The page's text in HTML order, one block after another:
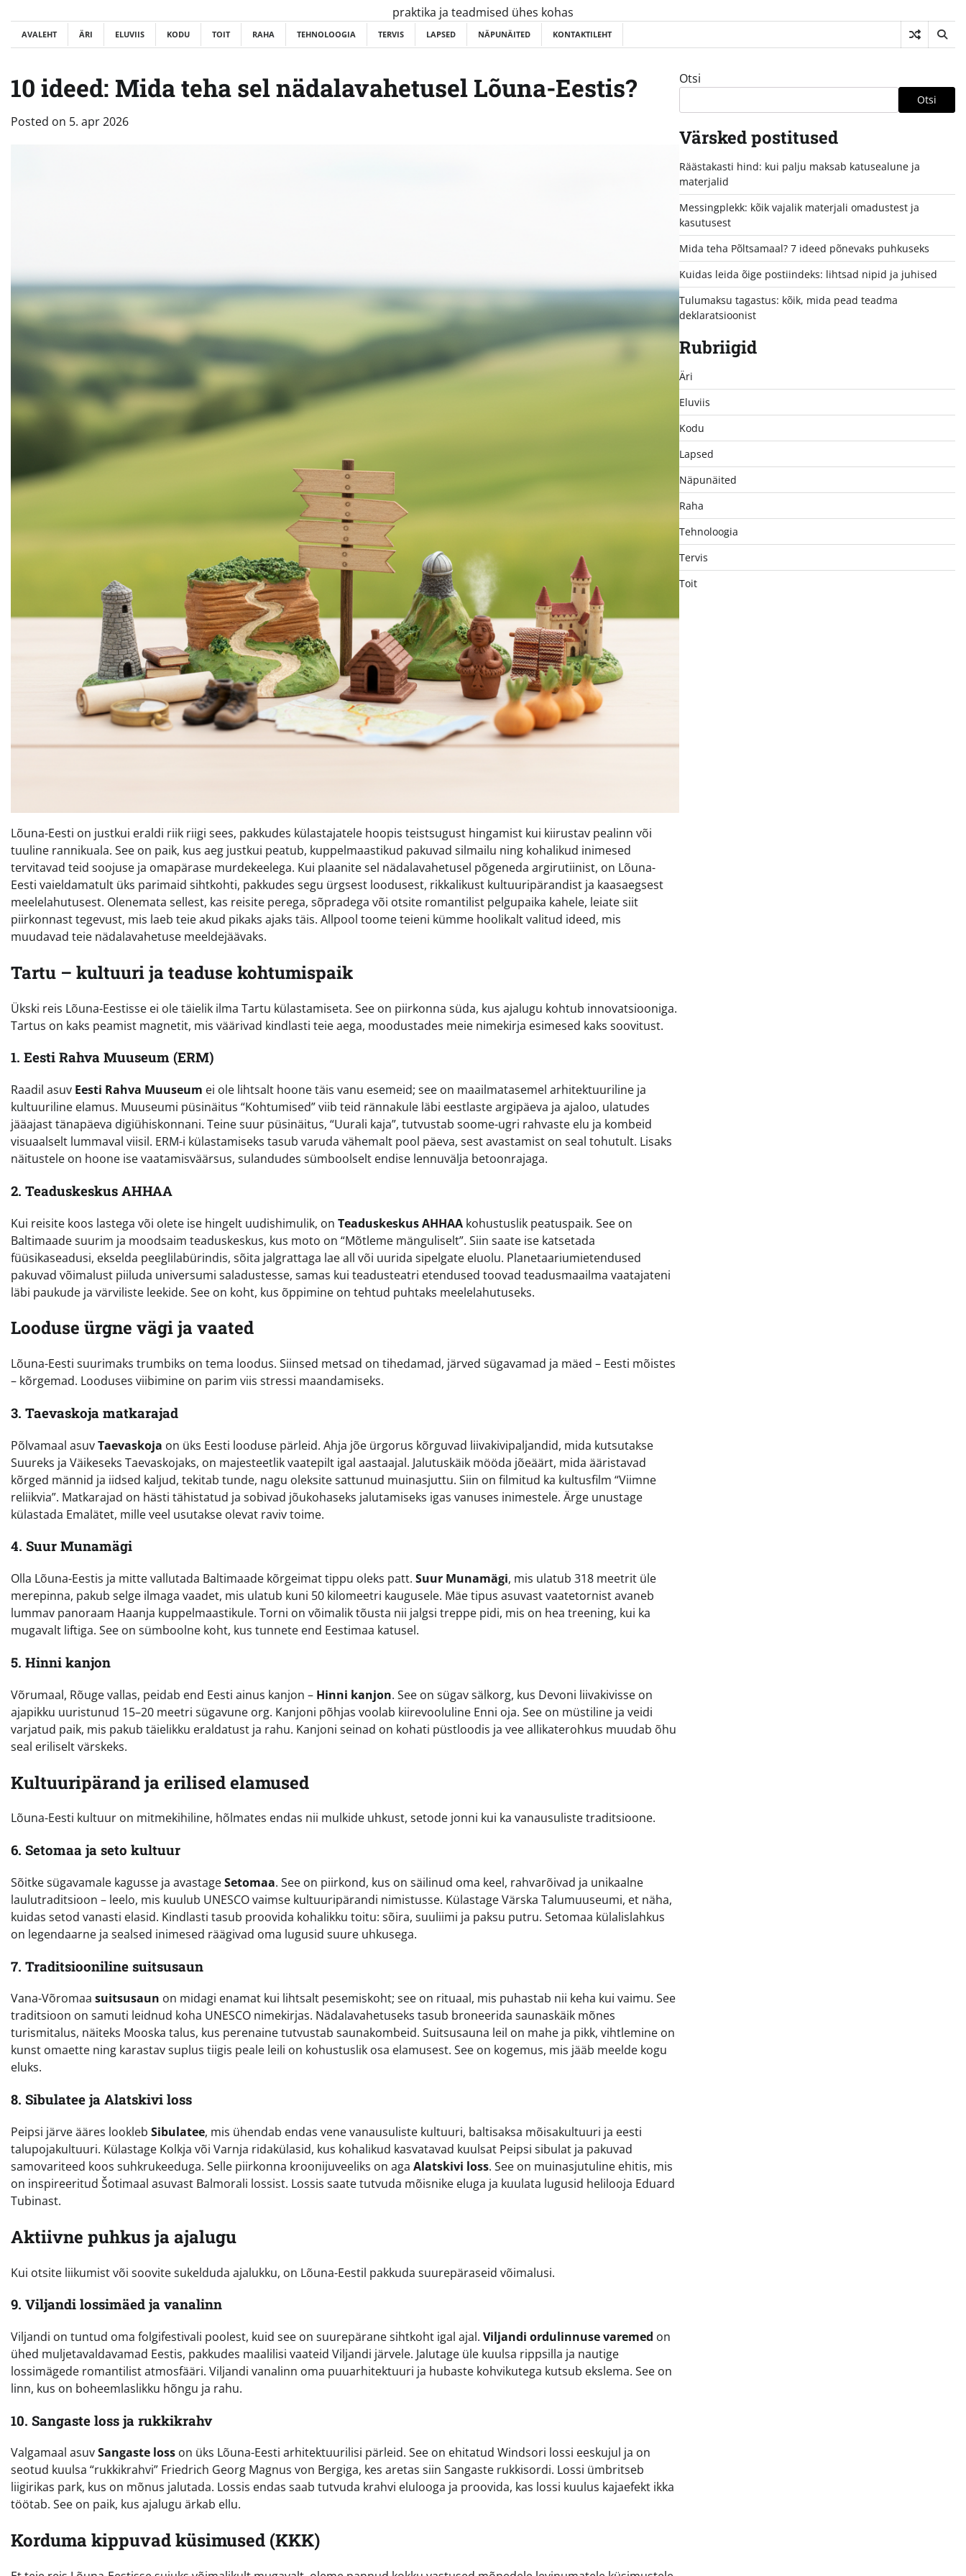
content
praktika ja teadmised ühes kohas
AVALEHT ÄRI ELUVIIS KODU TOIT RAHA TEHNOLOOGIA TERVIS LAPSED NÄPUNÄITED KONTAKTILEHT
10 ideed: Mida teha sel nädalavahetusel Lõuna-Eestis?
Posted on 5. apr 2026
Lõuna-Eesti on justkui eraldi riik riigi sees, pakkudes külastajatele hoopis teistsugust hingamist kui kiirustav pealinn või
tuuline rannikuala. See on paik, kus aeg justkui peatub, kuppelmaastikud pakuvad silmailu ning kohalikud inimesed
tervitavad teid soojuse ja omapärase murdekeelega. Kui plaanite sel nädalavahetusel põgeneda argirutiinist, on Lõuna-
Eesti vaieldamatult üks parimaid sihtkohti, pakkudes segu ürgsest loodusest, rikkalikust kultuuripärandist ja kaasaegsest
meelelahutusest. Olenemata sellest, kas reisite perega, sõpradega või otsite romantilist pelgupaika kahele, leiate siit
piirkonnast tegevust, mis laeb teie akud pikaks ajaks täis. Allpool toome teieni kümme hoolikalt valitud ideed, mis
muudavad teie nädalavahetuse meeldejäävaks.
Tartu – kultuuri ja teaduse kohtumispaik
Ükski reis Lõuna-Eestisse ei ole täielik ilma Tartu külastamiseta. See on piirkonna süda, kus ajalugu kohtub innovatsiooniga.
Tartus on kaks peamist magnetit, mis väärivad kindlasti teie aega, moodustades meie nimekirja esimesed kaks soovitust.
1. Eesti Rahva Muuseum (ERM)
Raadil asuv Eesti Rahva Muuseum ei ole lihtsalt hoone täis vanu esemeid; see on maailmatasemel arhitektuuriline ja
kultuuriline elamus. Muuseumi püsinäitus “Kohtumised” viib teid rännakule läbi eestlaste argipäeva ja ajaloo, ulatudes
jääajast tänapäeva digiühiskonnani. Teine suur püsinäitus, “Uurali kaja”, tutvustab soome-ugri rahvaste elu ja kombeid
visuaalselt lummaval viisil. ERM-i külastamiseks tasub varuda vähemalt pool päeva, sest avastamist on seal tohutult. Lisaks
näitustele on hoone ise vaatamisväärsus, sulandudes sümboolselt endise lennuvälja betoonrajaga.
2. Teaduskeskus AHHAA
Kui reisite koos lastega või olete ise hingelt uudishimulik, on Teaduskeskus AHHAA kohustuslik peatuspaik. See on
Baltimaade suurim ja moodsaim teaduskeskus, kus moto on “Mõtleme mänguliselt”. Siin saate ise katsetada
füüsikaseadusi, ekselda peeglilabürindis, sõita jalgrattaga lae all või uurida sipelgate eluolu. Planetaariumietendused
pakuvad võimalust piiluda universumi saladustesse, samas kui teadusteatri etendused toovad teadusmaailma vaatajateni
läbi paukude ja värviliste leekide. See on koht, kus õppimine on tehtud puhtaks meelelahutuseks.
Looduse ürgne vägi ja vaated
Lõuna-Eesti suurimaks trumbiks on tema loodus. Siinsed metsad on tihedamad, järved sügavamad ja mäed – Eesti mõistes
– kõrgemad. Looduses viibimine on parim viis stressi maandamiseks.
3. Taevaskoja matkarajad
Põlvamaal asuvTaevaskoja on üks Eesti looduse pärleid. Ahja jõe ürgorus kõrguvad liivakivipaljandid, mida kutsutakse
Suureks ja Väikeseks Taevaskojaks, on majesteetlik vaatepilt igal aastaajal. Jalutuskäik mööda jõeäärt, mida ääristavad
kõrged männid ja iidsed kaljud, tekitab tunde, nagu oleksite sattunud muinasjuttu. Siin on filmitud ka kultusfilm “Viimne
reliikvia”. Matkarajad on hästi tähistatud ja sobivad jõukohaseks jalutamiseks igas vanuses inimestele. Ärge unustage
külastada Emalätet, mille veel usutakse olevat raviv toime.
4. Suur Munamägi
Olla Lõuna-Eestis ja mitte vallutada Baltimaade kõrgeimat tippu oleks patt. Suur Munamägi, mis ulatub 318 meetrit üle
merepinna, pakub selge ilmaga vaadet, mis ulatub kuni 50 kilomeetri kaugusele. Mäe tipus asuvast vaatetornist avaneb
lummav panoraam Haanja kuppelmaastikule. Torni on võimalik tõusta nii jalgsi treppe pidi, mis on hea treening, kui ka
mugavalt liftiga. See on sümboolne koht, kus tunnete end Eestimaa katusel.
5. Hinni kanjon
Võrumaal, Rõuge vallas, peidab end Eesti ainus kanjon – Hinni kanjon. See on sügav sälkorg, kus Devoni liivakivisse on
ajapikku uuristunud 15–20 meetri sügavune org. Kanjoni põhjas voolab kiirevooluline Enni oja. See on müstiline ja veidi
varjatud paik, mis pakub täielikku eraldatust ja rahu. Kanjoni seinad on kohati püstloodis ja vee allikaterohkus muudab õhu
seal eriliselt värskeks.
Kultuuripärand ja erilised elamused
Lõuna-Eesti kultuur on mitmekihiline, hõlmates endas nii mulkide uhkust, setode jonni kui ka vanausuliste traditsioone.
6. Setomaa ja seto kultuur
Sõitke sügavamale kagusse ja avastageSetomaa. See on piirkond, kus on säilinud oma keel, rahvarõivad ja unikaalne
laulutraditsioon – leelo, mis kuulub UNESCO vaimse kultuuripärandi nimistusse. Külastage Värska Talumuuseumi, et näha,
kuidas setod vanasti elasid. Kindlasti tasub proovida kohalikku toitu: sõira, suuliimi ja paksu putru. Setomaa külalislahkus
on legendaarne ja sealsed inimesed räägivad oma lugusid suure uhkusega.
7. Traditsiooniline suitsusaun
Vana-Võromaa suitsusaun on midagi enamat kui lihtsalt pesemiskoht; see on rituaal, mis puhastab nii keha kui vaimu. See
traditsioon on samuti leidnud koha UNESCO nimekirjas. Nädalavahetuseks tasub broneerida saunaskäik mõnes
turismitalus, näiteks Mooska talus, kus perenaine tutvustab saunakombeid. Suitsusauna leil on mahe ja pikk, vihtlemine on
kunst omaette ning karastav suplus tiigis peale leili on kohustuslik osa elamusest. See on kogemus, mis jääb meelde kogu
eluks.
8. Sibulatee ja Alatskivi loss
Peipsi järve ääres lookleb Sibulatee, mis ühendab endas vene vanausuliste kultuuri, baltisaksa mõisakultuuri ja eesti
talupojakultuuri. Külastage Kolkja või Varnja ridakülasid, kus kohalikud kasvatavad kuulsat Peipsi sibulat ja pakuvad
samovariteed koos suhkrukeeduga. Selle piirkonna kroonijuveeliks on aga Alatskivi loss. See on muinasjutuline ehitis, mis
on inspireeritud Šotimaal asuvast Balmorali lossist. Lossis saate tutvuda mõisnike eluga ja kuulata lugusid helilooja Eduard
Tubinast.
Aktiivne puhkus ja ajalugu
Kui otsite liikumist või soovite sukelduda ajalukku, on Lõuna-Eestil pakkuda suurepäraseid võimalusi.
9. Viljandi lossimäed ja vanalinn
Viljandi on tuntud oma folgifestivali poolest, kuid see on suurepärane sihtkoht igal ajal. Viljandi ordulinnuse varemed on
ühed muljetavaldavamad Eestis, pakkudes maalilisi vaateid Viljandi järvele. Jalutage üle kuulsa rippsilla ja nautige
lossimägede romantilist atmosfääri. Viljandi vanalinn oma puuarhitektuuri ja hubaste kohvikutega kutsub ekslema. See on
linn, kus on boheemlaslikku hõngu ja rahu.
10. Sangaste loss ja rukkikrahv
Valgamaal asuvSangaste loss on üks Lõuna-Eesti arhitektuurilisi pärleid. See on ehitatud Windsori lossi eeskujul ja on
seotud kuulsa “rukkikrahvi” Friedrich Georg Magnus von Bergiga, kes aretas siin Sangaste rukkisordi. Lossi ümbritseb
liigirikas park, kus on mõnus jalutada. Lossis endas saab tutvuda krahvi elulooga ja proovida, kas lossi kuulus kajaefekt ikka
töötab. See on paik, kus ajalugu ärkab ellu.
Korduma kippuvad küsimused (KKK)
Otsi
Otsi
Värsked postitused
Räästakasti hind: kui palju maksab katusealune ja
materjalid
Messingplekk: kõik vajalik materjali omadustest ja
kasutusest
Mida teha Põltsamaal? 7 ideed põnevaks puhkuseks
Kuidas leida õige postiindeks: lihtsad nipid ja juhised
Tulumaksu tagastus: kõik, mida pead teadma
deklaratsioonist
Rubriigid
Äri
Eluviis
Kodu
Lapsed
Näpunäited
Raha
Tehnoloogia
Tervis
Toit